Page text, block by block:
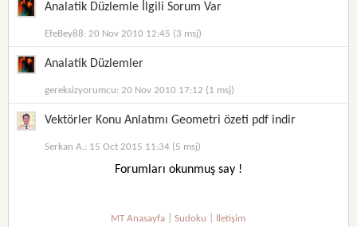
Analatik Düzlemle İlgili Sorum Var
EfeBey88: 20 Nov 2010 12:45 (3 msj)
Analatik Düzlemler
gereksizyorumcu: 20 Nov 2010 17:12 (1 msj)
Vektörler Konu Anlatımı Geometri özeti pdf indir
Serkan A.: 15 Oct 2015 11:34 (5 msj)
Forumları okunmuş say !
MT Anasayfa |Sudoku İletişim